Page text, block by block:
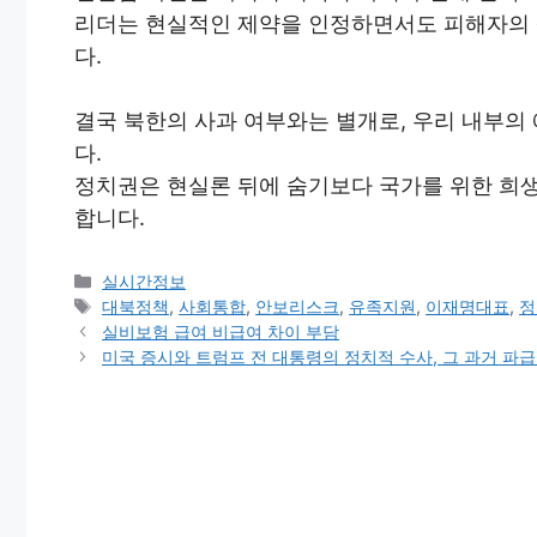
리더는 현실적인 제약을 인정하면서도 피해자
다.
결국 북한의 사과 여부와는 별개로, 우리 내부
다.
정치권은 현실론 뒤에 숨기보다 국가를 위한 희
합니다.
Categories
실시간정보
Tags
대북정책,사회통합, 안보리스크, 유족지원, 이재명대표,
실비보험 급여 비급여 차이 부담
미국 증시와 트럼프 전 대통령의 정치적 수사, 그 과거 파